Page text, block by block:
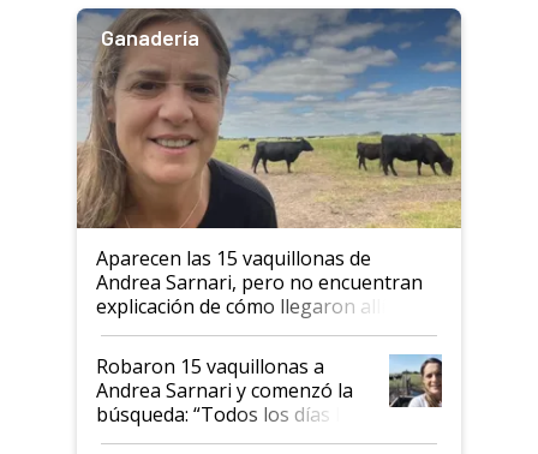
Ganadería
Aparecen las 15 vaquillonas de
Andrea Sarnari, pero no encuentran
explicación de cómo llegaron allí
Robaron 15 vaquillonas a
Andrea Sarnari y comenzó la
búsqueda: “Todos los días le
toca a algún productor”